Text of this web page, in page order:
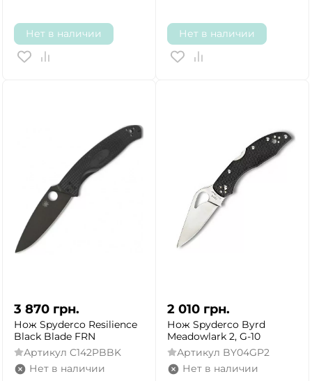
Нет в наличии Нет в наличии
3 870 грн.
Нож Spyderco Resilience
Black Blade FRN
Артикул C142PBBK
Нет в наличии
2 010 грн.
Нож Spyderco Byrd
Meadowlark 2, G-10
Артикул BY04GP2
Нет в наличии